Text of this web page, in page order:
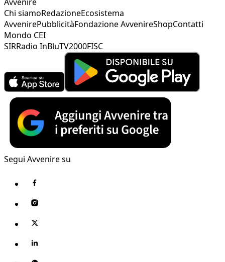
Chi siamoRedazioneEcosistema
AvvenirePubblicitàFondazione AvvenireShopContatti
Mondo CEI
SIRRadio InBluTV2000FISC
Segui Avvenire su